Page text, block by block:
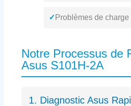
✓ Problèmes de charge
Notre Processus de
Asus S101H-2A
1. Diagnostic Asus